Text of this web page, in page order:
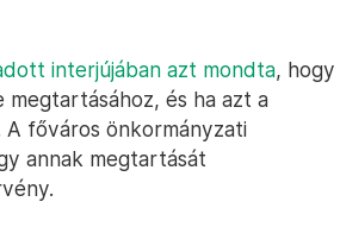
interjújában azt mondta, hogy
és ha azt a
főváros önkormányzati
annak megtartását